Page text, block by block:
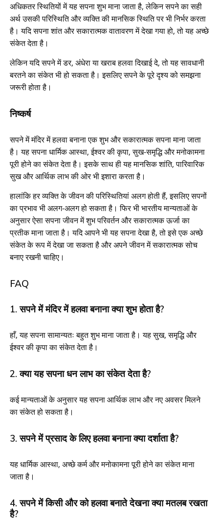
अधिकतर स्थितियों में यह सपना शुभ माना जाता है, लेकिन सपने का सही
अर्थ उसकी परिस्थिति और व्यक्ति की मानसिक स्थिति पर भी निर्भर करता
है। यदि सपना शांत और सकारात्मक वातावरण में देखा गया हो, तो यह अच्छे
संकेत देता है।
लेकिन यदि सपने में डर, अंधेरा या खराब हलवा दिखाई दे, तो यह सावधानी
बरतने का संकेत भी हो सकता है। इसलिए सपने के पूरे दृश्य को समझना
जरूरी होता है।
निष्कर्ष
सपने में मंदिर में हलवा बनाना एक शुभ और सकारात्मक सपना माना जाता
है। यह सपना धार्मिक आस्था, ईश्वर की कृपा, सुख-समृद्धि और मनोकामना
पूरी होने का संकेत देता है। इसके साथ ही यह मानसिक शांति, पारिवारिक
सुख और आर्थिक लाभ की ओर भी इशारा करता है।
हालांकि हर व्यक्ति के जीवन की परिस्थितियां अलग होती हैं, इसलिए सपनों
का प्रभाव भी अलग-अलग हो सकता है। फिर भी भारतीय मान्यताओं के
अनुसार ऐसा सपना जीवन में शुभ परिवर्तन और सकारात्मक ऊर्जा का
प्रतीक माना जाता है। यदि आपने भी यह सपना देखा है, तो इसे एक अच्छे
संकेत के रूप में देखा जा सकता है और अपने जीवन में सकारात्मक सोच
बनाए रखनी चाहिए।
FAQ
1. सपने में मंदिर में हलवा बनाना क्या शुभ होता है?
हाँ, यह सपना सामान्यतः बहुत शुभ माना जाता है। यह सुख, समृद्धि और
ईश्वर की कृपा का संकेत देता है।
2. क्या यह सपना धन लाभ का संकेत देता है?
कई मान्यताओं के अनुसार यह सपना आर्थिक लाभ और नए अवसर मिलने
का संकेत हो सकता है।
3. सपने में प्रसाद के लिए हलवा बनाना क्या दर्शाता है?
यह धार्मिक आस्था, अच्छे कर्म और मनोकामना पूरी होने का संकेत माना
जाता है।
4. सपने में किसी और को हलवा बनाते देखना क्या मतलब रखता
है?